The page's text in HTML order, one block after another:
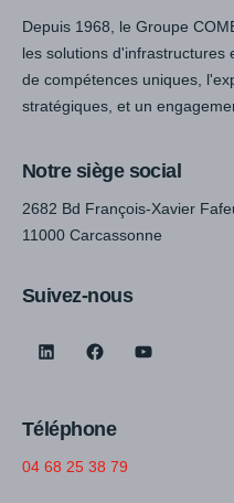
Depuis 1968, le Groupe
les solutions d'infrastructures
de compétences uniques,
stratégiques, et un
Notre siège social
2682 Bd François-Xavier
11000 Carcassonne
Suivez-nous
LinkedInFacebookYouTube
Téléphone
04 68 25 38 79